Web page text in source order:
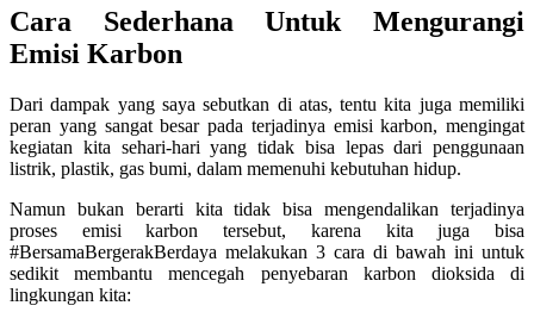
Cara Sederhana Untuk Mengurangi
Emisi Karbon
Dari dampak yang saya sebutkan di atas, tentu kita juga memiliki
peran yang sangat besar pada terjadinya emisi karbon, mengingat
kegiatan kita sehari-hari yang tidak bisa lepas dari penggunaan
listrik, plastik, gas bumi, dalam memenuhi kebutuhan hidup.
Namun bukan berarti kita tidak bisa mengendalikan terjadinya
proses emisi karbon tersebut, karena kita juga bisa
#BersamaBergerakBerdaya melakukan 3 cara di bawah ini untuk
sedikit membantu mencegah penyebaran karbon dioksida di
lingkungan kita: